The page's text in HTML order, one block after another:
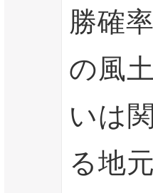
勝確
の風
いは
る地